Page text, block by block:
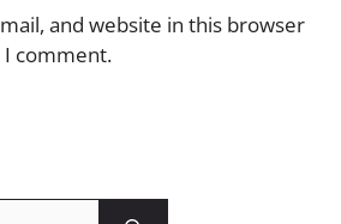
and website in this browser
comment.